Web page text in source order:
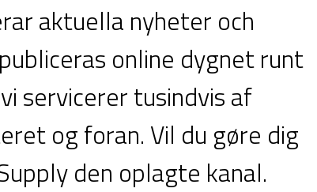
aktuella nyheter och
online dygnet runt
servicerer tusindvis af
og foran. Vil du gøre dig
den oplagte kanal.